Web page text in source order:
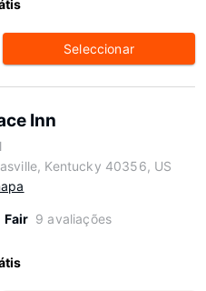
Seleccionar
Inn
Kentucky 40356, US
Fair 9 avaliações